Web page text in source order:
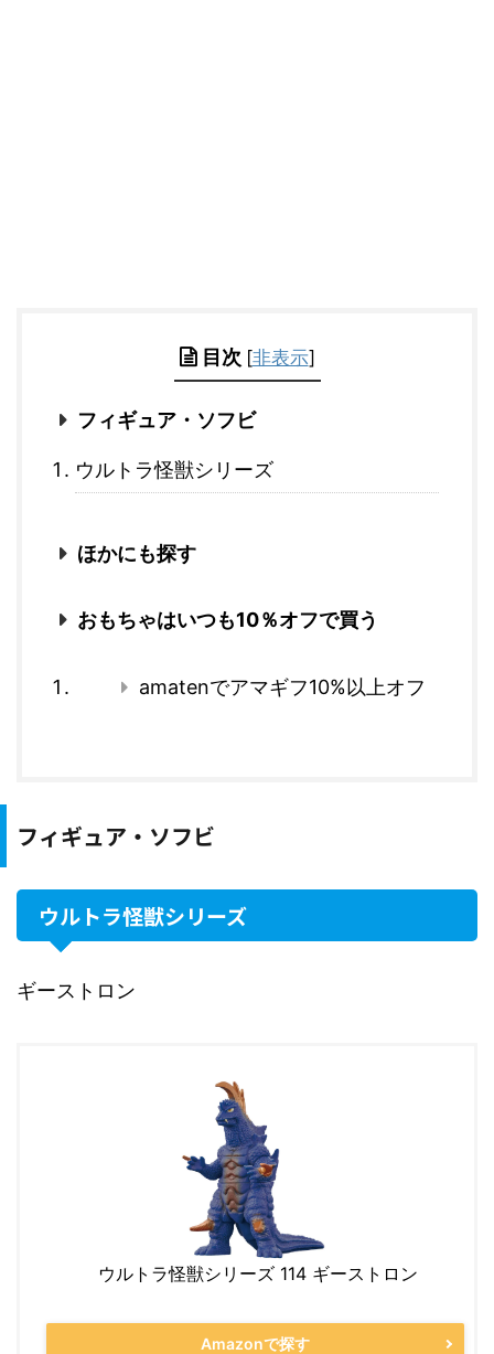
目次 [非表示]
フィギュア・ソフビ
ウルトラ怪獣シリーズ
ほかにも探す
おもちゃはいつも10％オフで買う
amatenでアマギフ10%以上オフ
フィギュア・ソフビ
ウルトラ怪獣シリーズ
ギーストロン
ウルトラ怪獣シリーズ 114 ギーストロン
Amazonで探す